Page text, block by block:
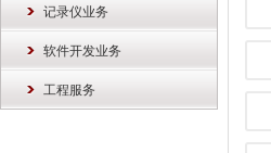
记录仪业务
软件开发业务
工程服务